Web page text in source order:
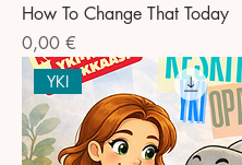
How To Change That Today
Preis
0,00 €
YKI